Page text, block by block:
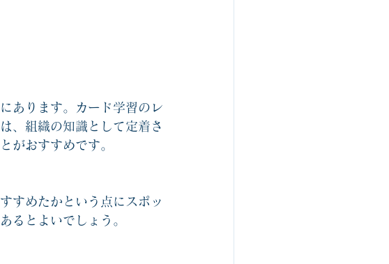
あります。カード学習のレ
、組織の知識として定着さ
がおすすめです。
すめたかという点にスポッ
るとよいでしょう。